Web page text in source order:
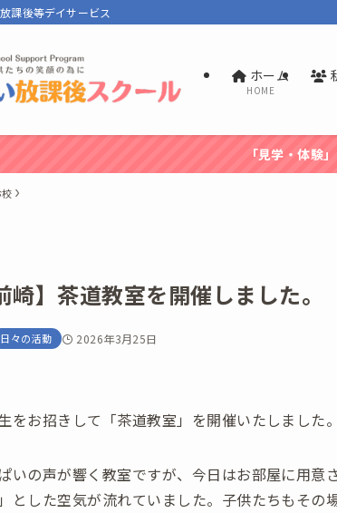
課後等デイサービス
ホーム
HOME
「見学・体験
崎】茶道教室を開催しました。
日々の活動 2026年3月25日
をお招きして「茶道教室」を開催いたしました。
いの声が響く教室ですが、今日はお部屋に用意
とした空気が流れていました。子供たちもその